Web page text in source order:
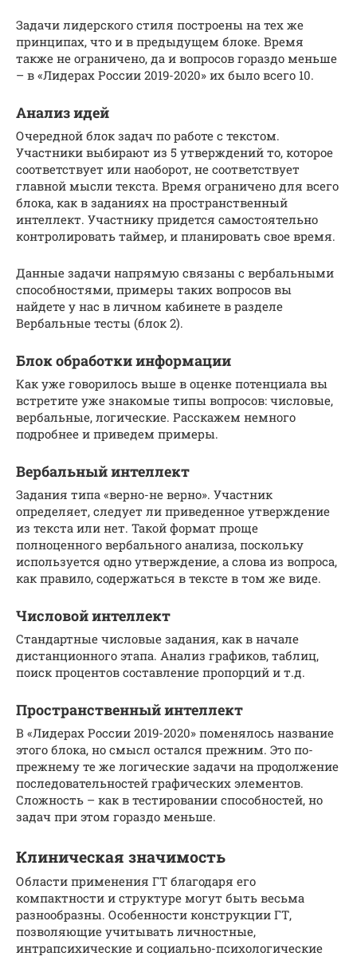
Задачи лидерского стиля построены на тех же
принципах, что и в предыдущем блоке. Время
также не ограничено, да и вопросов гораздо меньше
– в «Лидерах России 2019-2020» их было всего 10.
Анализ идей
Очередной блок задач по работе с текстом.
Участники выбирают из 5 утверждений то, которое
соответствует или наоборот, не соответствует
главной мысли текста. Время ограничено для всего
блока, как в заданиях на пространственный
интеллект. Участнику придется самостоятельно
контролировать таймер, и планировать свое время.
Данные задачи напрямую связаны с вербальными
способностями, примеры таких вопросов вы
найдете у нас в личном кабинете в разделе
Вербальные тесты (блок 2).
Блок обработки информации
Как уже говорилось выше в оценке потенциала вы
встретите уже знакомые типы вопросов: числовые,
вербальные, логические. Расскажем немного
подробнее и приведем примеры.
Вербальный интеллект
Задания типа «верно-не верно». Участник
определяет, следует ли приведенное утверждение
из текста или нет. Такой формат проще
полноценного вербального анализа, поскольку
используется одно утверждение, а слова из вопроса,
как правило, содержаться в тексте в том же виде.
Числовой интеллект
Стандартные числовые задания, как в начале
дистанционного этапа. Анализ графиков, таблиц,
поиск процентов составление пропорций и т.д.
Пространственный интеллект
В «Лидерах России 2019-2020» поменялось название
этого блока, но смысл остался прежним. Это по-
прежнему те же логические задачи на продолжение
последовательностей графических элементов.
Сложность – как в тестировании способностей, но
задач при этом гораздо меньше.
Клиническая значимость
Области применения ГТ благодаря его
компактности и структуре могут быть весьма
разнообразны. Особенности конструкции ГТ,
позволяющие учитывать личностные,
интрапсихические и социально-психологические